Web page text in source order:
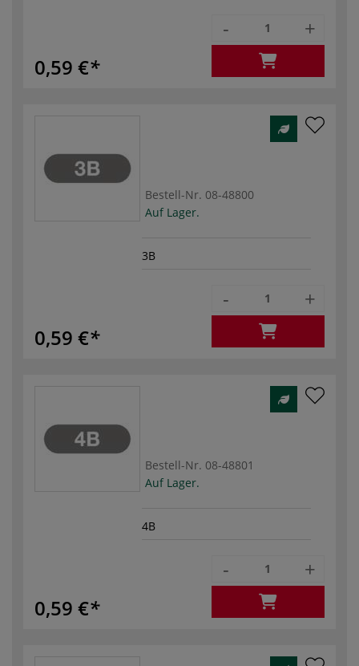
0,59 €
- +
Bestell-Nr. 08-48800
Auf Lager.
3B
0,59 €
- +
Bestell-Nr. 08-48801
Auf Lager.
4B
0,59 €
- +